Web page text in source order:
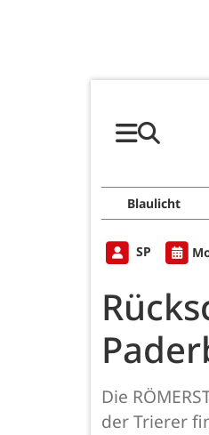
Blaulicht
SP
Die
der Trierer